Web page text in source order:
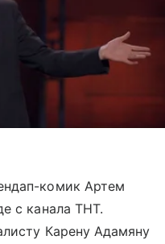
комик Артем
с канала ТНТ.
Карену Адамяну